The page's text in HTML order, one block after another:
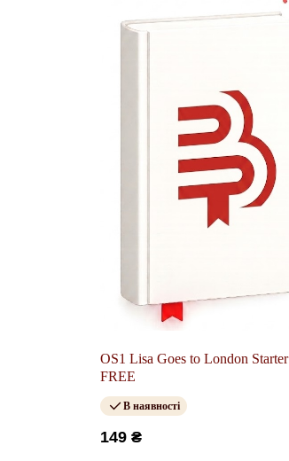
OS1 Lisa Goes to London Starter
FREE
В наявності
149 ₴